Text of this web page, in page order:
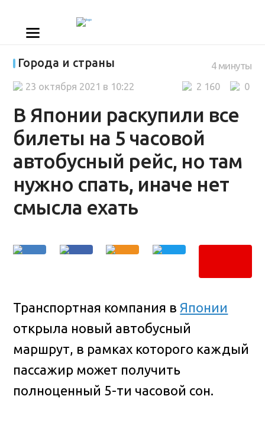
Города и страны
В Японии раскупили все
билеты на 5 часовой
автобусный рейс, но там
нужно спать, иначе нет
смысла ехать
4 минуты
0
2 160
23 октября 2021 в 10:22
Транспортная компания в Японии
открыла новый автобусный
маршрут, в рамках которого каждый
пассажир может получить
полноценный 5-ти часовой сон.